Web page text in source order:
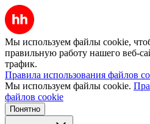
Мы используем файлы cookie,
правильную работу нашего веб-
трафик.
Правила использования файлов
Мы используем файлы cookie.
файлов cookie
Понятно